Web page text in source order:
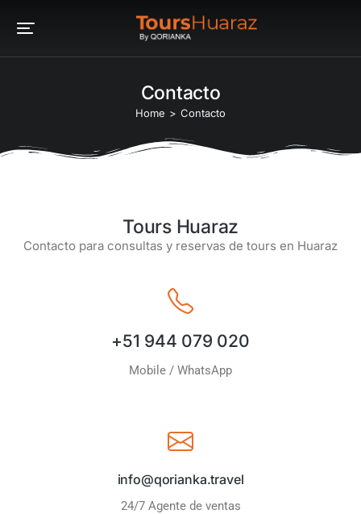
Contacto
Home Contacto
Tours Huaraz
Contacto para consultas y reservas de tours en Huaraz
+51 944 079 020
Mobile / WhatsApp
info@qorianka.travel
24/7 Agente de ventas